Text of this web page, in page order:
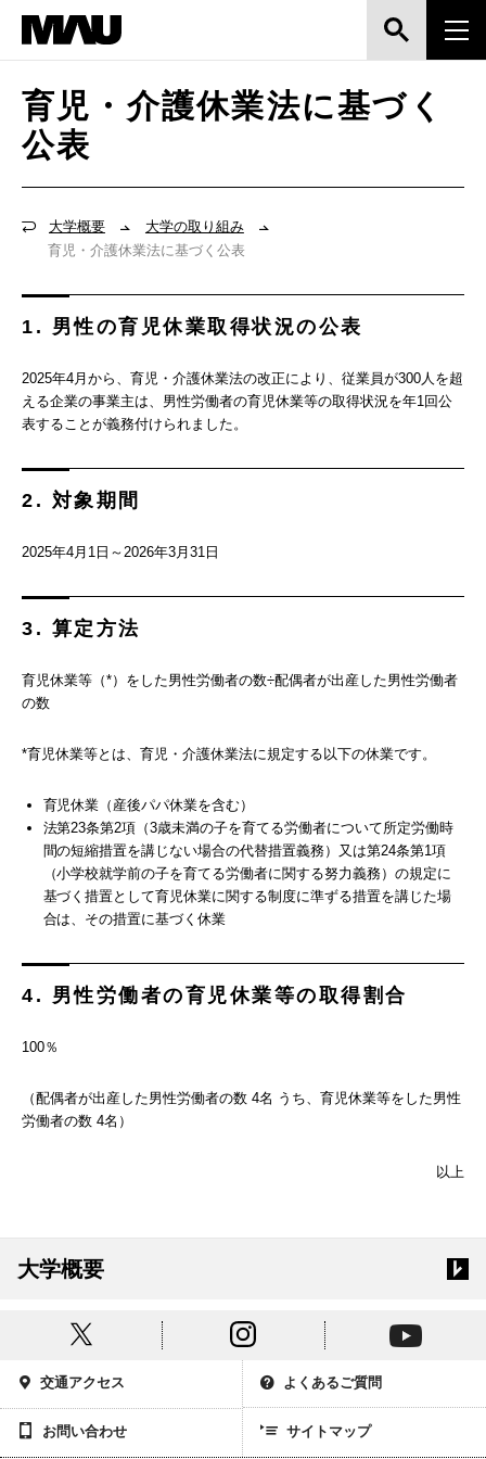
大学概要
大学の取り組み
育児・介護休業法に基づく公表
育児・介護休業法に基づく
公表
1. 男性の育児休業取得状況の公表
2025年4月から、育児・介護休業法の改正により、従業員が300人を超
える企業の事業主は、男性労働者の育児休業等の取得状況を年1回公
表することが義務付けられました。
2. 対象期間
2025年4月1日～2026年3月31日
3. 算定方法
育児休業等（*）をした男性労働者の数÷配偶者が出産した男性労働者
の数
*育児休業等とは、育児・介護休業法に規定する以下の休業です。
育児休業（産後パパ休業を含む）
法第23条第2項（3歳未満の子を育てる労働者について所定労働時
間の短縮措置を講じない場合の代替措置義務）又は第24条第1項
（小学校就学前の子を育てる労働者に関する努力義務）の規定に
基づく措置として育児休業に関する制度に準ずる措置を講じた場
合は、その措置に基づく休業
4. 男性労働者の育児休業等の取得割合
100％
（配偶者が出産した男性労働者の数 4名 うち、育児休業等をした男性
労働者の数 4名）
以上
大学概要
交通アクセス よくあるご質問
お問い合わせ サイトマップ